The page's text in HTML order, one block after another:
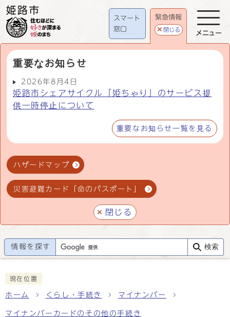
スマート
窓口
緊急情報
閉じる
重要なお知らせ
2026年8月4日
姫路市シェアサイクル「姫ちゃり」のサービス提
供一時停止について
重要なお知らせ一覧を見る
ハザードマップ
災害避難カード「命のパスポート」
閉じる
メニュー
情報を探す 検索
現在位置
ホーム くらし・手続き マイナンバー
マイナンバーカードのその他の手続き